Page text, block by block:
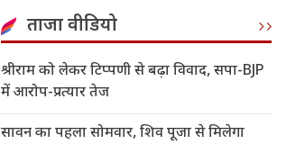
ताजा वीडियो
श्रीराम को लेकर टिप्पणी से बढ़ा विवाद, सपा-BJP
में आरोप-प्रत्यार तेज
सावन का पहला सोमवार, शिव पूजा से मिलेगा